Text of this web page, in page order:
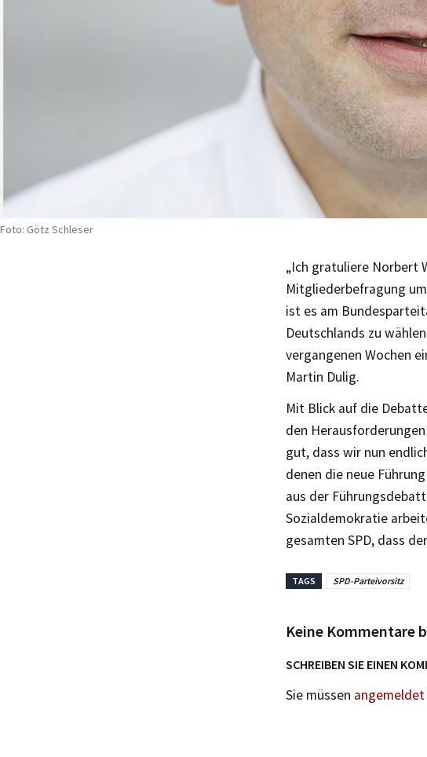
Foto: Götz Schleser
„Ich gratuliere Norbert
Mitgliederbefragung
ist es am
Deutschlands zu
vergangenen Wochen
Martin Dulig.
Mit Blick auf die
den
gut, dass wir nun
denen die neue
aus der
Sozialdemokratie
gesamten SPD, dass
TAGS SPD-Parteivorsitz
Keine Kommentare
SCHREIBEN SIE EINEN
Sie müssen angemeldet